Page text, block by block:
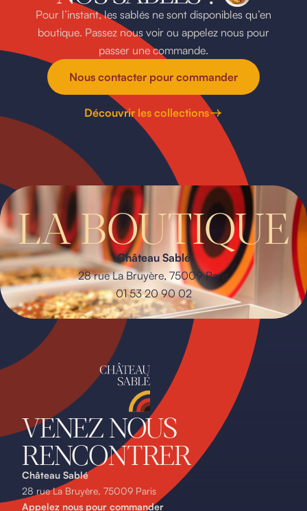
Pour l’instant, les sablés ne sont disponibles qu’en
boutique. Passez nous voir ou appelez nous pour
passer une commande.
Nous contacter pour commander
Découvrir les collections
LA BOUTIQUE
Château Sablé
28 rue La Bruyère, 75009 Paris
01 53 20 90 02
VENEZ NOUS
RENCONTRER
Château Sablé
28 rue La Bruyère, 75009 Paris
Appelez nous pour commander